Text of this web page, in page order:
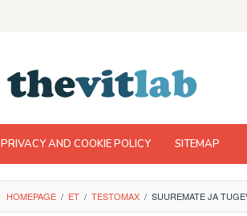
PRIVACY AND COOKIE POLICY SITEMAP
HOMEPAGE / ET / TESTOMAX / SUUREMATE JA